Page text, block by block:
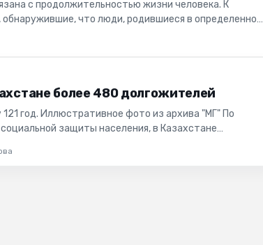
с продолжительностью жизни человека. К
что люди, родившиеся в определенное
более 480 долгожителей
год. Иллюстративное фото из архива "МГ" По
защиты населения, в Казахстане